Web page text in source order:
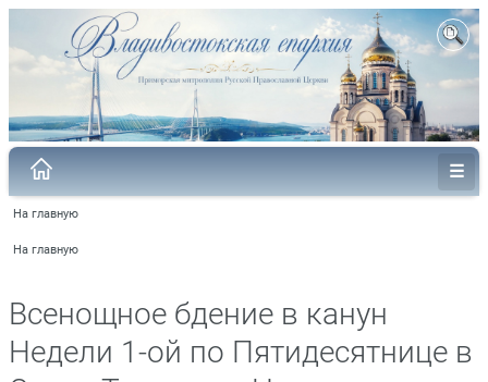
На главную
На главную
Всенощное бдение в канун
Недели 1-ой по Пятидесятнице в